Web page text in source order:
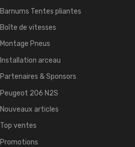
Barnums Tentes pliantes
Boîte de vitesses
Montage Pneus
Installation arceau
Partenaires & Sponsors
Peugeot 206 N2S
Nouveaux articles
Top ventes
Promotions